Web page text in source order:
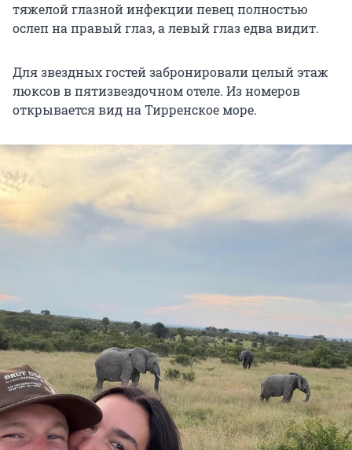
тяжелой глазной инфекции певец полностью
ослеп на правый глаз, а левый глаз едва видит.
Для звездных гостей забронировали целый этаж
люксов в пятизвездочном отеле. Из номеров
открывается вид на Тирренское море.